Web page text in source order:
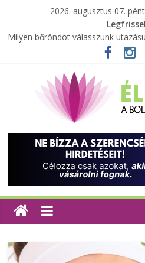
2026. augusztus 07.
Milyen bőröndöt válasszunk
Elérhető zöld energia mindenki
Különleges tömörfa ládák Indiából
A zöld forradalom: A mosó- és
szempontjainak erősítése